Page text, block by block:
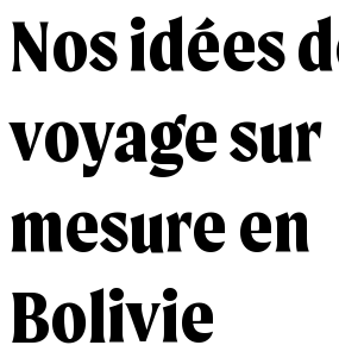
Nos idées
voyage sur
mesure en
Bolivie